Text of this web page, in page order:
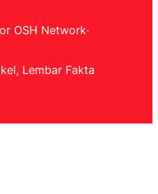
OSH Network·
, Lembar Fakta